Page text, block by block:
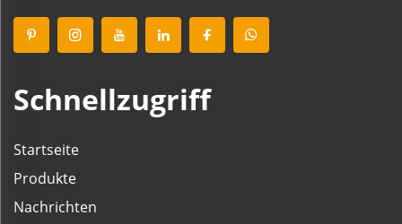
Schnellzugriff
Startseite
Produkte
Nachrichten